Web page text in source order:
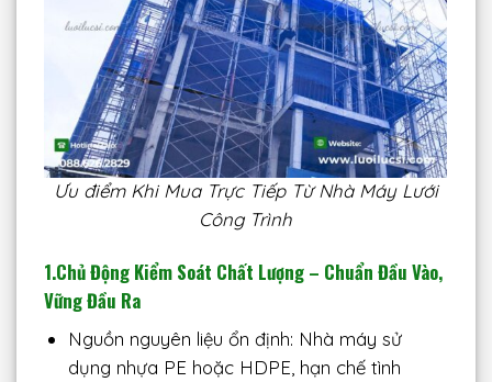
Ưu điểm Khi Mua Trực Tiếp Từ Nhà Máy Lưới
Công Trình
1.Chủ Động Kiểm Soát Chất Lượng – Chuẩn Đầu Vào,
Vững Đầu Ra
Nguồn nguyên liệu ổn định: Nhà máy sử
dụng nhựa PE hoặc HDPE, hạn chế tình